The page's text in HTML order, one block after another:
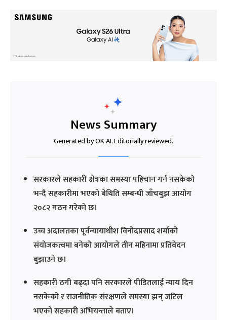
News Summary
Generated by OK AI. Editorially reviewed.
सरकारले सहकारी क्षेत्रका समस्या पहिचान गर्न नसकेको
भन्दै सहकारीमा भएको बेथिति सम्बन्धी जाँचबुझ आयोग
२०८२ गठन गरेको छ।
उच्च अदालतका पूर्वन्यायाधीश विनोदप्रसाद शर्माको
संयोजकत्वमा बनेको आयोगले तीन महिनामा प्रतिवेदन
बुझाउने छ।
सहकारी ठगी बढ्दा पनि सरकारले पीडितलाई न्याय दिन
नसकेको र राजनीतिक संरक्षणले समस्या झन् जटिल
भएको सहकारी अभियन्ताले बताए।